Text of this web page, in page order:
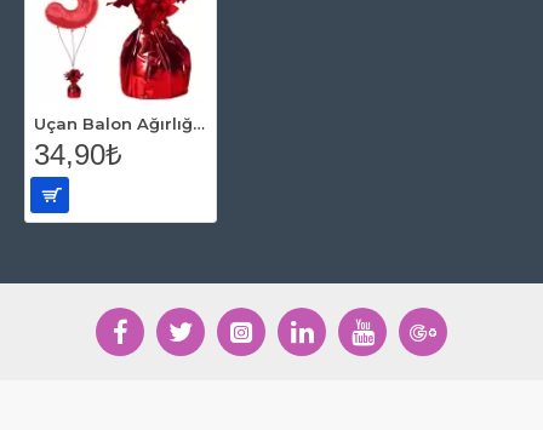
Uçan Balon Ağırlığı Kırmızı Renk
34,90₺